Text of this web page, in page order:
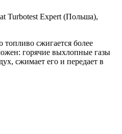
Turbotest Expert (Польша),
сжигается более
горячие выхлопные газы
сжимает его и передает в